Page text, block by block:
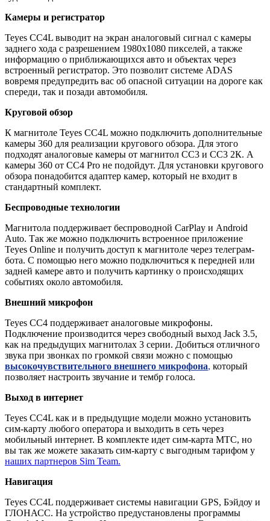
Камеры и регистратор
Teyes CC4L выводит на экран аналоговый сигнал с камеры
заднего хода с разрешением 1980x1080 пикселей, а также
информацию о приближающихся авто и объектах через
встроенный регистратор. Это позволит системе ADAS
вовремя предупредить вас об опасной ситуации на дороге как
спереди, так и позади автомобиля.
Круговой обзор
К магнитоле Teyes CC4L можно подключить дополнительные
камеры 360 для реализации кругового обзора. Для этого
подходят аналоговые камеры от магнитол СС3 и СС3 2К. А
камеры 360 от CC4 Pro не подойдут. Для установки кругового
обзора понадобится адаптер камер, который не входит в
стандартный комплект.
Беспроводные технологии
Магнитола поддерживает беспроводной CarPlay и Android
Auto. Так же можно подключить встроенное приложение
Teyes Online и получить доступ к магнитоле через телеграм-
бота. С помощью него можно подключиться к передней или
задней камере авто и получить картинку о происходящих
событиях около автомобиля.
Внешний микрофон
Teyes CC4 поддерживает аналоговые микрофоны.
Подключение производится через свободный выход Jack 3.5,
как на предыдущих магнитолах 3 серии. Добиться отличного
звука при звонках по громкой связи можно с помощью
высокочувствительного внешнего микрофона, который
позволяет настроить звучание и тембр голоса.
Выход в интернет
Teyes CC4L как и в предыдущие модели можно установить
сим-карту любого оператора и выходить в сеть через
мобильный интернет. В комплекте идет сим-карта МТС, но
вы так же можете заказать сим-карту с выгодным тарифом у
наших партнеров Sim Team.
Навигация
Teyes CC4L поддерживает системы навигации GPS, Бэйдоу и
ГЛОНАСС. На устройство предустановлены программы